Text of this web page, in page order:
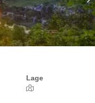
Lage